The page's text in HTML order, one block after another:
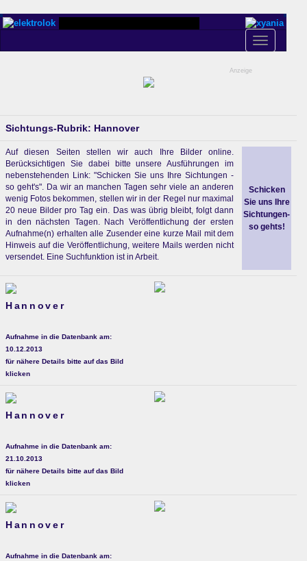
Toggle
navigation
Anzeige
Sichtungs-Rubrik: Hannover
Auf diesen Seiten stellen wir auch Ihre Bilder online.
Berücksichtigen Sie dabei bitte unsere Ausführungen im
nebenstehenden Link: "Schicken Sie uns Ihre Sichtungen -
so geht's". Da wir an manchen Tagen sehr viele an anderen
wenig Fotos bekommen, stellen wir in der Regel nur maximal
20 neue Bilder pro Tag ein. Das was übrig bleibt, folgt dann
in den nächsten Tagen. Nach Veröffentlichung der ersten
Aufnahme(n) erhalten alle Zusender eine kurze Mail mit dem
Hinweis auf die Veröffentlichung, weitere Mails werden nicht
versendet. Eine Suchfunktion ist in Arbeit.
Schicken
Sie uns Ihre
Sichtungen-
so gehts!
Hannover
Aufnahme in die Datenbank am:
10.12.2013
für nähere Details bitte auf das Bild
klicken
Hannover
Aufnahme in die Datenbank am:
21.10.2013
für nähere Details bitte auf das Bild
klicken
Hannover
Aufnahme in die Datenbank am: